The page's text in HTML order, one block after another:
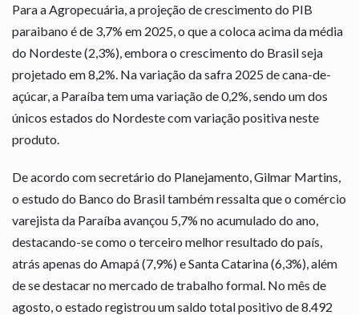
Para a Agropecuária, a projeção de crescimento do PIB
paraibano é de 3,7% em 2025, o que a coloca acima da média
do Nordeste (2,3%), embora o crescimento do Brasil seja
projetado em 8,2%. Na variação da safra 2025 de cana-de-
açúcar, a Paraíba tem uma variação de 0,2%, sendo um dos
únicos estados do Nordeste com variação positiva neste
produto.
De acordo com secretário do Planejamento, Gilmar Martins,
o estudo do Banco do Brasil também ressalta que o comércio
varejista da Paraíba avançou 5,7% no acumulado do ano,
destacando-se como o terceiro melhor resultado do país,
atrás apenas do Amapá (7,9%) e Santa Catarina (6,3%), além
de se destacar no mercado de trabalho formal. No mês de
agosto, o estado registrou um saldo total positivo de 8.492